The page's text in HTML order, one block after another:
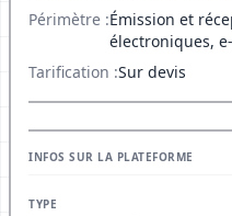
Périmètre :Émission et
électroniques,
Tarification :Sur devis
INFOS SUR LA PLATEFORME
TYPE